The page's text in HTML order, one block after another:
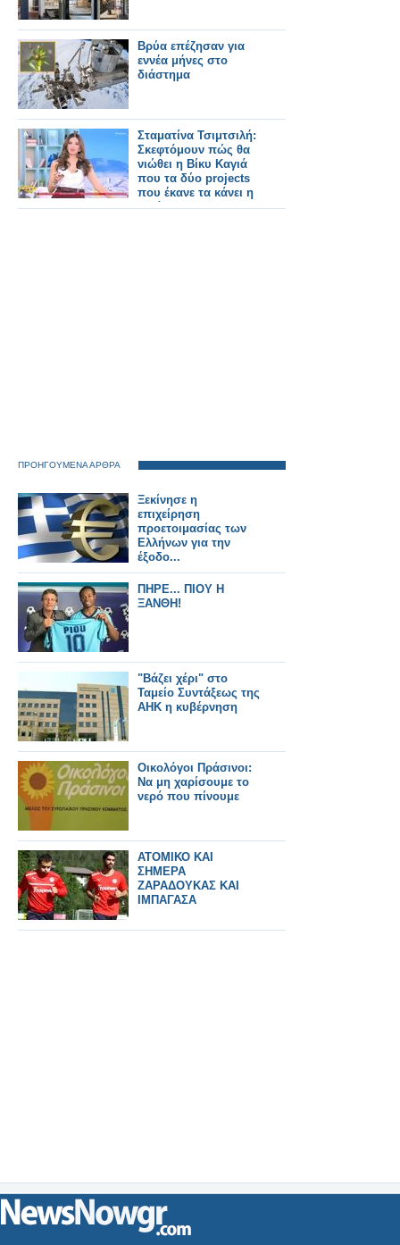
Βρύα επέζησαν για
εννέα μήνες στο
διάστημα
Σταματίνα Τσιμτσιλή:
Σκεφτόμουν πώς θα
νιώθει η Βίκυ Καγιά
που τα δύο projects
που έκανε τα κάνει η
Ηλιάνα
ΠΡΟΗΓΟΥΜΕΝΑ ΑΡΘΡΑ
Ξεκίνησε η
επιχείρηση
προετοιμασίας των
Ελλήνων για την
έξοδο...
ΠΗΡΕ... ΠΙΟΥ Η
ΞΑΝΘΗ!
"Βάζει χέρι" στο
Ταμείο Συντάξεως της
ΑΗΚ η κυβέρνηση
Οικολόγοι Πράσινοι:
Να μη χαρίσουμε το
νερό που πίνουμε
ΑΤΟΜΙΚΟ ΚΑΙ
ΣΗΜΕΡΑ
ΖΑΡΑΔΟΥΚΑΣ ΚΑΙ
ΙΜΠΑΓΑΣΑ